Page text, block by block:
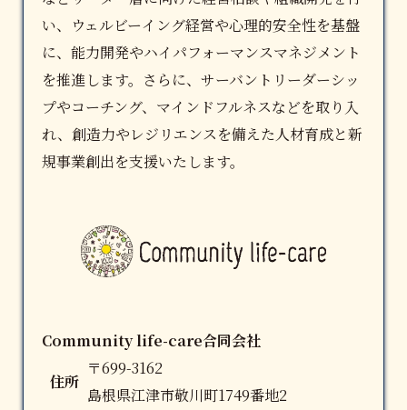
い、ウェルビーイング経営や心理的安全性を基盤
に、能力開発やハイパフォーマンスマネジメント
を推進します。さらに、サーバントリーダーシッ
プやコーチング、マインドフルネスなどを取り入
れ、創造力やレジリエンスを備えた人材育成と新
規事業創出を支援いたします。
Community life-care合同会社
住所
〒699-3162
島根県江津市敬川町1749番地2